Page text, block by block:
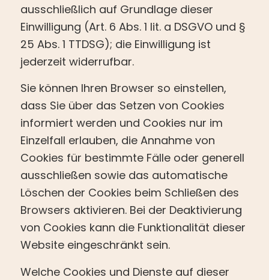
ausschließlich auf Grundlage dieser
Einwilligung (Art. 6 Abs. 1 lit. a DSGVO und §
25 Abs. 1 TTDSG); die Einwilligung ist
jederzeit widerrufbar.
Sie können Ihren Browser so einstellen,
dass Sie über das Setzen von Cookies
informiert werden und Cookies nur im
Einzelfall erlauben, die Annahme von
Cookies für bestimmte Fälle oder generell
ausschließen sowie das automatische
Löschen der Cookies beim Schließen des
Browsers aktivieren. Bei der Deaktivierung
von Cookies kann die Funktionalität dieser
Website eingeschränkt sein.
Welche Cookies und Dienste auf dieser